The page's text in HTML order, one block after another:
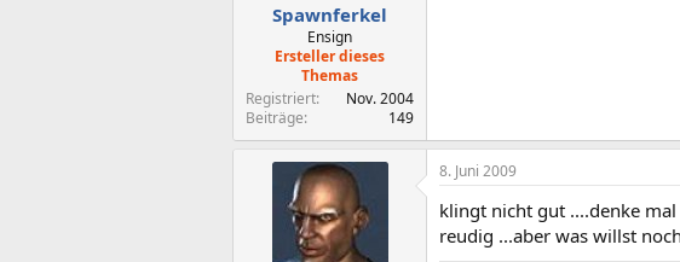
Spawnferkel
Ensign
Ersteller dieses
Themas
Registriert
Nov. 2004
Beiträge
149
8. Juni 2009
klingt nicht gut ....denke
reudig ...aber was willst